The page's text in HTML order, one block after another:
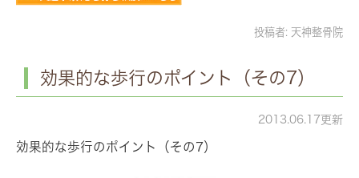
投稿者: 天神整骨院
効果的な歩行のポイント（その7）
2013.06.17更新
効果的な歩行のポイント（その7）